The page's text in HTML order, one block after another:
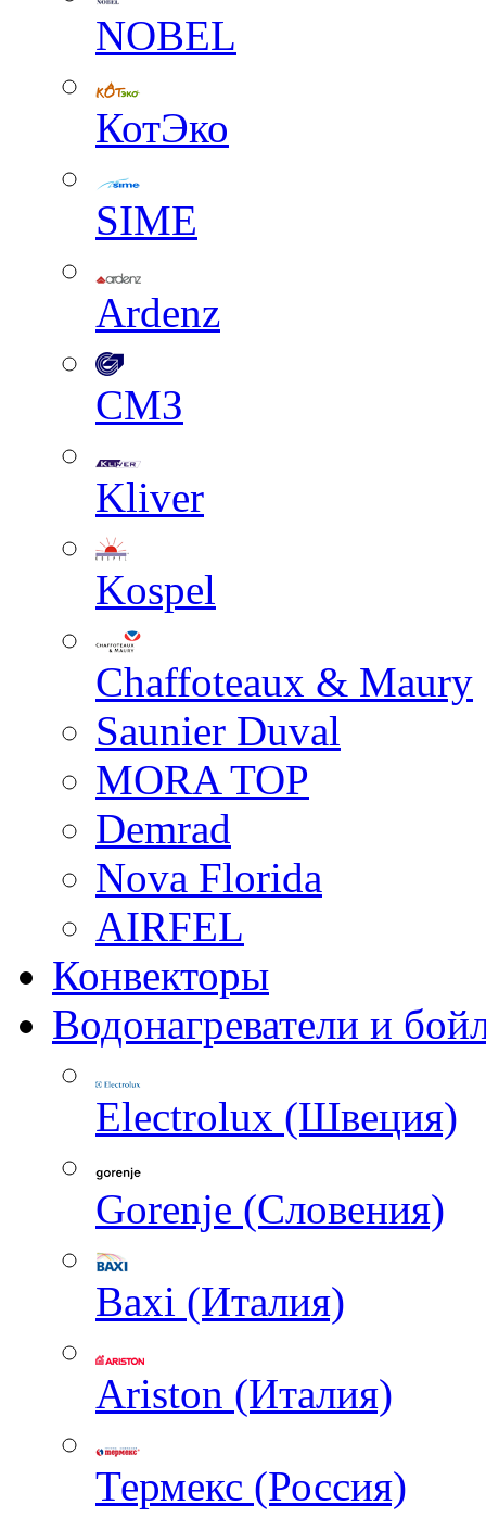
NOBEL
КотЭко
SIME
Ardenz
СМЗ
Kliver
Kospel
Chaffoteaux & Maury
Saunier Duval
MORA TOP
Demrad
Nova Florida
AIRFEL
Конвекторы
Водонагреватели и
Electrolux (Швеция)
Gorenje (Словения)
Baxi (Италия)
Ariston (Италия)
Термекс (Россия)